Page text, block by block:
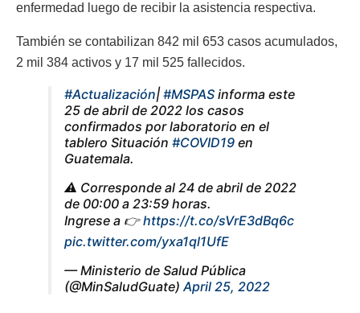
enfermedad luego de recibir la asistencia respectiva.
También se contabilizan 842 mil 653 casos acumulados,
2 mil 384 activos y 17 mil 525 fallecidos.
#Actualización| #MSPAS informa este
25 de abril de 2022 los casos
confirmados por laboratorio en el
tablero Situación #COVID19 en
Guatemala.
⚠️ Corresponde al 24 de abril de 2022
de 00:00 a 23:59 horas.
Ingrese a 👉https://t.co/sVrE3dBq6c
pic.twitter.com/yxa1ql1UfE
— Ministerio de Salud Pública
(@MinSaludGuate)April 25, 2022